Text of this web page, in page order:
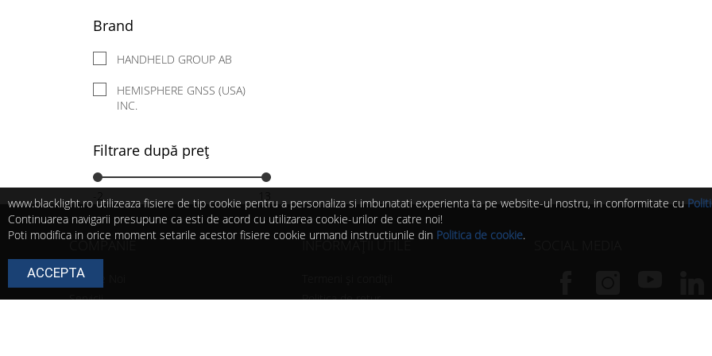
Brand
HANDHELD GROUP AB
HEMISPHERE GNSS (USA)
INC.
Filtrare după preț
-2 13
COMPANIE
Despre Noi
Servicii
INFORMAȚII UTILE
Politica de retur
www.blacklight.ro utilizeaza fisiere de tip cookie pentru a personaliza si imbunatati experienta ta pe website-ul nostru, in conformitate cu
Continuarea navigarii presupune ca esti de acord cu utilizarea cookie-urilor de catre noi!
Poti modifica in orice moment setarile acestor fisiere cookie urmand instructiunile din Politica de cookie.
ACCEPTA